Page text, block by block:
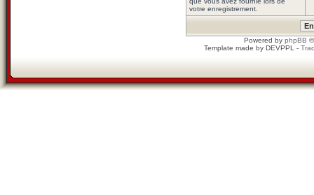
votre enregistrement.
Powered by phpBB
Template made by DEVPPL -